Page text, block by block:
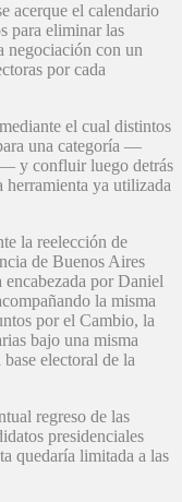
acerque el calendario
para eliminar las
con un
por cada
el cual distintos
una categoría —
y confluir luego detrás
herramienta ya utilizada
la reelección de
de Buenos Aires
por Daniel
la misma
por el Cambio, la
bajo una misma
electoral de la
regreso de las
presidenciales
quedaría limitada a las